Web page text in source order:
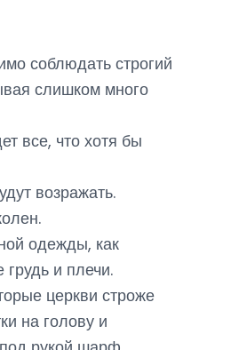
соблюдать строгий
слишком много
все, что хотя бы
возражать.
одежды, как
и плечи.
церкви строже
на голову и